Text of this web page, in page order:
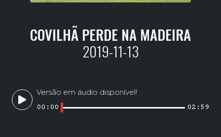
COVILHÃ PERDE NA MADEIRA
2019-11-13
Versão em áudio disponível!
00:00 02:59